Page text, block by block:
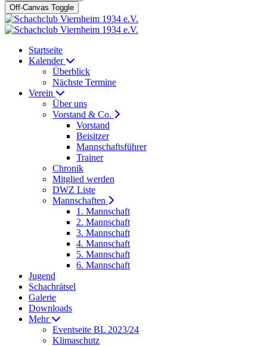
Off-Canvas Toggle
Startseite
Kalender
Überblick
Nächste Termine
Verein
Über uns
Vorstand & Co.
Vorstand
Beisitzer
Mannschaftsführer
Trainer
Chronik
Mitglied werden
DWZ Liste
Mannschaften
1. Mannschaft
2. Mannschaft
3. Mannschaft
4. Mannschaft
5. Mannschaft
6. Mannschaft
Jugend
Schachrätsel
Galerie
Downloads
Mehr
Eventseite BL 2023/24
Klimaschutz